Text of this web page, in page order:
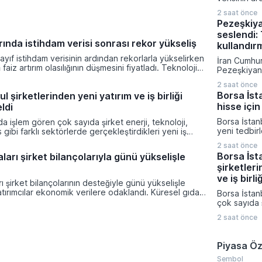
istihdam verisi sonrası rekor yükseliş
istihdam verisinin ardından rekorlarla yükselirken
artırım olasılığının düşmesini fiyatladı. Teknoloji
en yüksek getirileri elde edildi.
şirketlerinden yeni yatırım ve iş birliği
işlem gören çok sayıda şirket enerji, teknoloji,
gibi farklı sektörlerde gerçekleştirdikleri yeni iş
Aydınlatma Platformu üzerinden duyurduğu
tutarlı ihale kazanımları, stratejik
ve üretim kapasitesini artıran tesis
şirket bilançolarıyla günü yükselişle
şirket bilançolarının desteğiyle günü yükselişle
ekonomik verilere odaklandı. Küresel gıda
endişelerini canlı tutuyor.
artırım
fiyatladı.
güçlü
yukarı
son
elde edildi.
2 saat önce
seslendi:
İran
Pezeşkiyan
diplomatik
vurgu
mesajı
hükümetin
Müslüman
saldırı
gerektiğini
2 saat önce
Borsa
hisse
Borsa
yeni
Platformu
açıklamada
Enerji ve
paylarına
Ağustos
girecek.
2 saat önce
Borsa
ve iş
Borsa
çok sayıda
farklı
birliklerini
Şirketlerin
2 saat önce
Piyasa
Sembol